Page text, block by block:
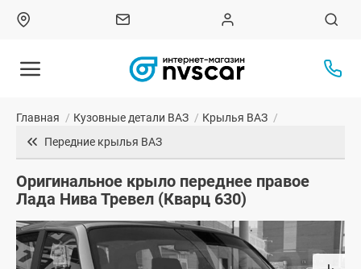
Главная / Кузовные детали ВАЗ / Крылья ВАЗ /
Передние крылья ВАЗ
Оригинальное крыло переднее правое
Лада Нива Тревел (Кварц 630)